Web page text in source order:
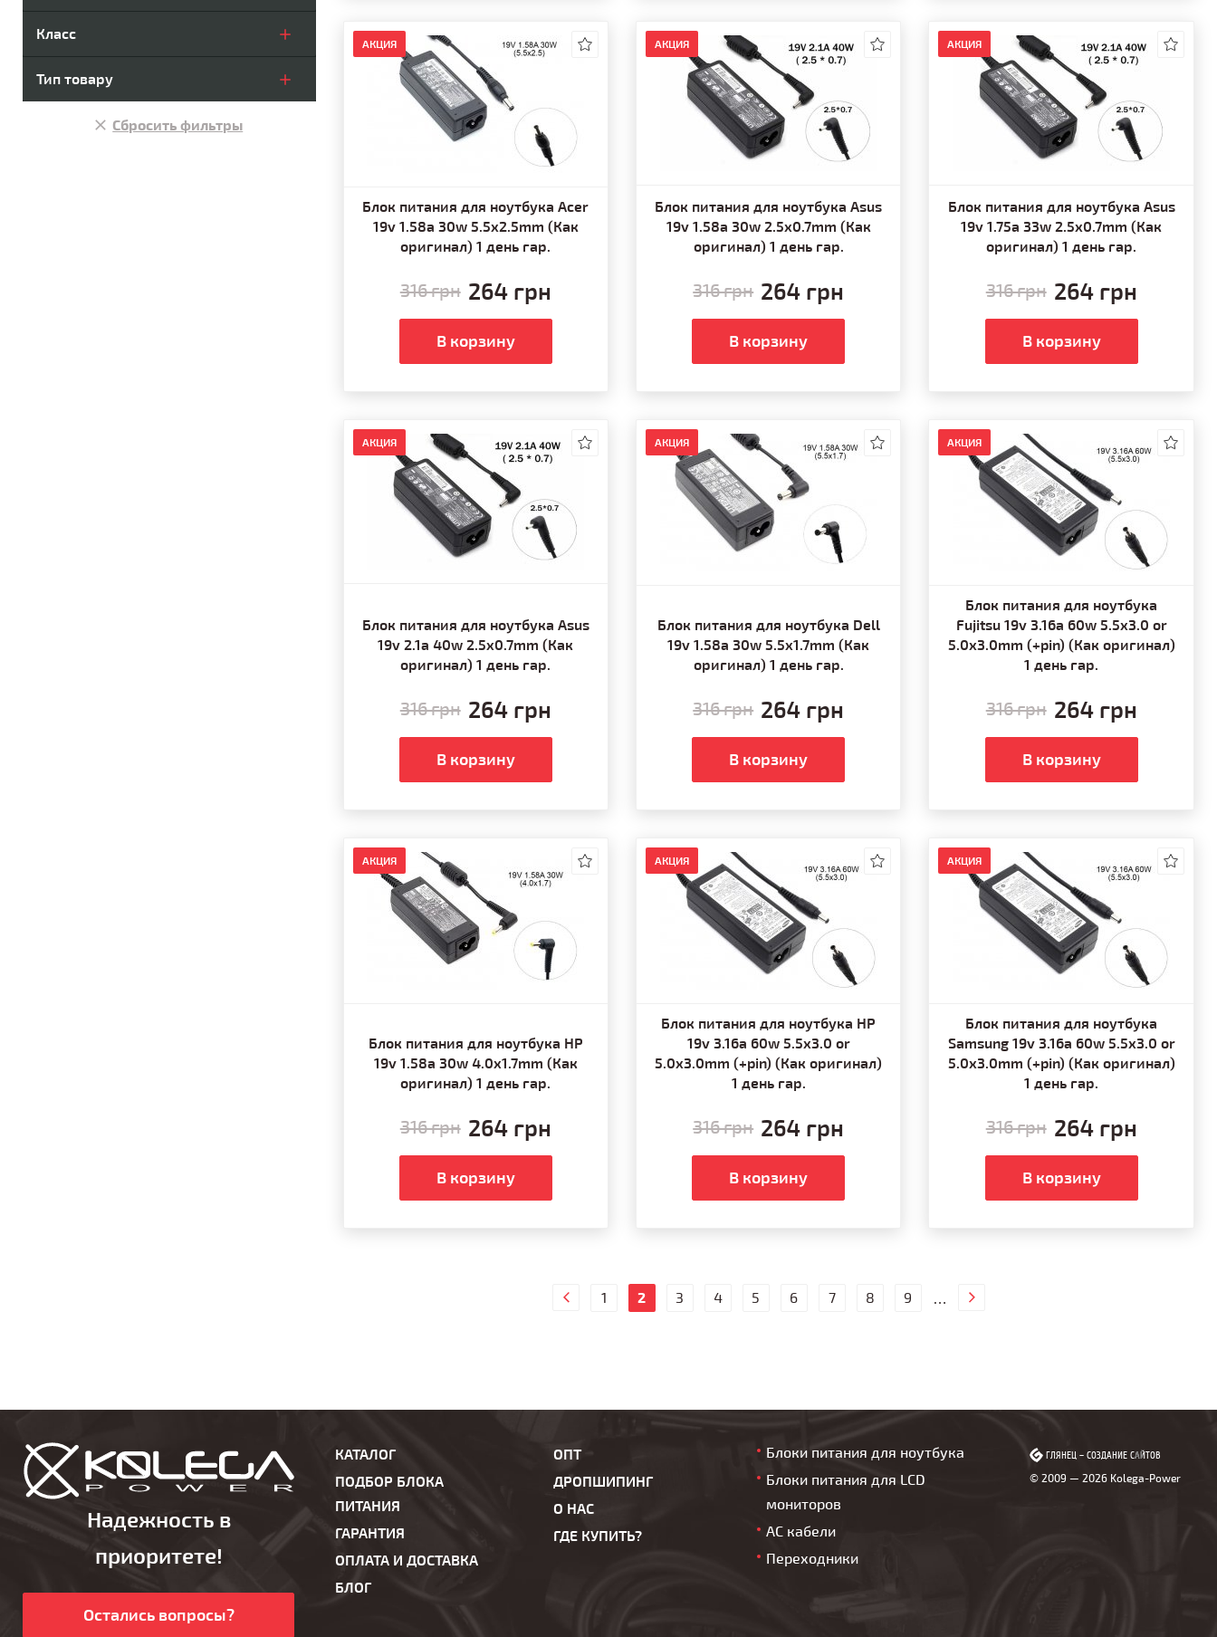
Класс
Тип товару
Сбросить фильтры
АКЦИЯ
Блок питания для ноутбука Acer
19v 1.58a 30w 5.5x2.5mm (Как
оригинал) 1 день гар.
316 грн 264 грн
В корзину
АКЦИЯ
Блок питания для ноутбука Asus
19v 1.58a 30w 2.5x0.7mm (Как
оригинал) 1 день гар.
316 грн 264 грн
В корзину
АКЦИЯ
Блок питания для ноутбука Asus
19v 1.75a 33w 2.5x0.7mm (Как
оригинал) 1 день гар.
316 грн 264 грн
В корзину
АКЦИЯ
Блок питания для ноутбука Asus
19v 2.1a 40w 2.5x0.7mm (Как
оригинал) 1 день гар.
316 грн 264 грн
В корзину
АКЦИЯ
Блок питания для ноутбука Dell
19v 1.58a 30w 5.5x1.7mm (Как
оригинал) 1 день гар.
316 грн 264 грн
В корзину
АКЦИЯ
Блок питания для ноутбука
Fujitsu 19v 3.16a 60w 5.5x3.0 or
5.0x3.0mm (+pin) (Как оригинал)
1 день гар.
316 грн 264 грн
В корзину
АКЦИЯ
Блок питания для ноутбука HP
19v 1.58a 30w 4.0x1.7mm (Как
оригинал) 1 день гар.
316 грн 264 грн
В корзину
АКЦИЯ
Блок питания для ноутбука HP
19v 3.16a 60w 5.5x3.0 or
5.0x3.0mm (+pin) (Как оригинал)
1 день гар.
316 грн 264 грн
В корзину
АКЦИЯ
Блок питания для ноутбука
Samsung 19v 3.16a 60w 5.5x3.0 or
5.0x3.0mm (+pin) (Как оригинал)
1 день гар.
316 грн 264 грн
В корзину
1 2 3 4 5 6 7 8 9
Надежность в
приоритете!
Остались вопросы?
КАТАЛОГ
ПОДБОР БЛОКА
ПИТАНИЯ
ГАРАНТИЯ
ОПЛАТА И ДОСТАВКА
БЛОГ
ОПТ
ДРОПШИПИНГ
О НАС
ГДЕ КУПИТЬ?
Блоки питания для ноутбука
Блоки питания для LCD
мониторов
AC кабели
Переходники
ГЛЯНЕЦ – СОЗДАНИЕ САЙТОВ
ГЛЯНЕЦ – СОЗДАНИЕ САЙТОВ
© 2009 — 2026 Kolega-Power